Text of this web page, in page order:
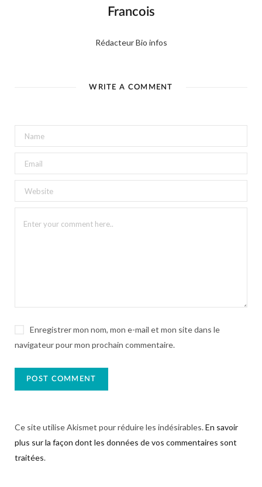
Francois
Rédacteur Bio infos
WRITE A COMMENT
Enregistrer mon nom, mon e-mail et mon site dans le
navigateur pour mon prochain commentaire.
Ce site utilise Akismet pour réduire les indésirables.En savoir
plus sur la façon dont les données de vos commentaires sont
traitées.